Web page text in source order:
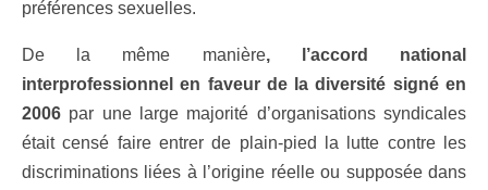
préférences sexuelles.
De la même manière, l’accord national
interprofessionnel en faveur de la diversité signé en
2006 par une large majorité d’organisations syndicales
était censé faire entrer de plain-pied la lutte contre les
discriminations liées à l’origine réelle ou supposée dans